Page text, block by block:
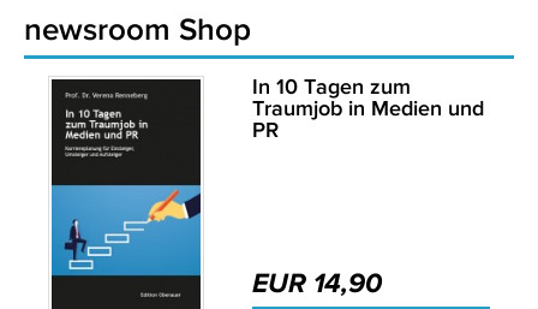
newsroom Shop
In 10 Tagen zum
Traumjob in Medien und
PR
EUR 14,90